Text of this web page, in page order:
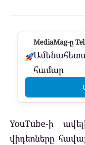
MediaMag-ը
համար
YouTube-ի
վիդեոները